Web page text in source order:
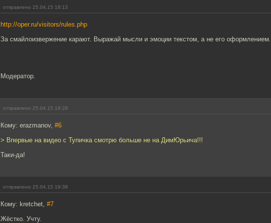
отправлено 25.04.15 18:13
http://oper.ru/visitors/rules.php
За смайлоизвержение карают. Выражай мысли и эмоции текстом, а не его оформлением.
Модератор.
отправлено 25.04.15 18:28
Кому: erazmanov, #6
> Впервые на видео с Тупичка смотрю больше не на ДимЮрьича!!!
Таки-да!
отправлено 25.04.15 19:38
Кому: kretchet, #7
Жёстко. Учту.